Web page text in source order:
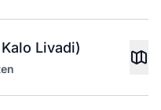
Livadi)